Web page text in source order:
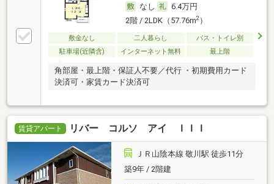
なし
6.4万円
2階 / 2LDK（57.76m2）
敷金なし 二人暮らし
バス・トイレ別
駐車場(近隣含)
インターネット無料 最上階
角部屋・最上階・保証人不要／代行 ・初期費用カード
決済可・家賃カード決済可
賃貸アパート リバー コルソ アイ ＩＩＩ
ＪＲ山陰本線 敬川駅 徒歩11分
築9年 / 2階建